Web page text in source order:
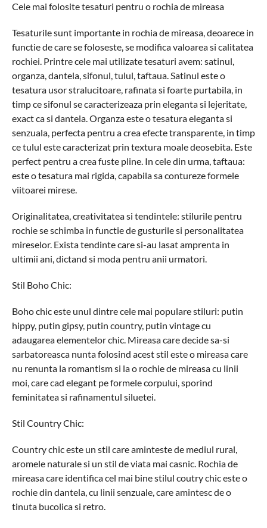
Cele mai folosite tesaturi pentru o rochia de mireasa
Tesaturile sunt importante in rochia de mireasa, deoarece in
functie de care se foloseste, se modifica valoarea si calitatea
rochiei. Printre cele mai utilizate tesaturi avem: satinul,
organza, dantela, sifonul, tulul, taftaua. Satinul este o
tesatura usor stralucitoare, rafinata si foarte purtabila, in
timp ce sifonul se caracterizeaza prin eleganta si lejeritate,
exact ca si dantela. Organza este o tesatura eleganta si
senzuala, perfecta pentru a crea efecte transparente, in timp
ce tulul este caracterizat prin textura moale deosebita. Este
perfect pentru a crea fuste pline. In cele din urma, taftaua:
este o tesatura mai rigida, capabila sa contureze formele
viitoarei mirese.
Originalitatea, creativitatea si tendintele: stilurile pentru
rochie se schimba in functie de gusturile si personalitatea
mireselor. Exista tendinte care si-au lasat amprenta in
ultimii ani, dictand si moda pentru anii urmatori.
Stil Boho Chic:
Boho chic este unul dintre cele mai populare stiluri: putin
hippy, putin gipsy, putin country, putin vintage cu
adaugarea elementelor chic. Mireasa care decide sa-si
sarbatoreasca nunta folosind acest stil este o mireasa care
nu renunta la romantism si la o rochie de mireasa cu linii
moi, care cad elegant pe formele corpului, sporind
feminitatea si rafinamentul siluetei.
Stil Country Chic:
Country chic este un stil care aminteste de mediul rural,
aromele naturale si un stil de viata mai casnic. Rochia de
mireasa care identifica cel mai bine stilul coutry chic este o
rochie din dantela, cu linii senzuale, care amintesc de o
tinuta bucolica si retro.